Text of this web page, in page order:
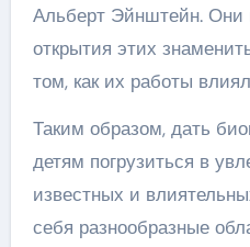
Альберт Эйнштейн. Они
открытия этих
том, как их работы
Таким образом, дать
детям погрузиться в
известных и
себя разнообразные